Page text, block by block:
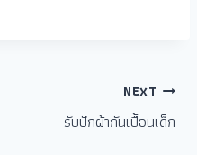
NEXT
รับปักผ้ากันเปื้อนเด็ก